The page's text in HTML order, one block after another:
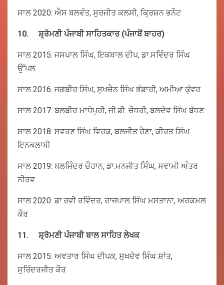
ਸਾਲ 2020: ਐਸ ਬਲਵੰਤ, ਸੁਰਜੀਤ ਕਲਸੀ, ਕ੍ਰਿਸ਼ਨ ਭਨੌਟ
10. ਸ਼੍ਰੋਮਣੀ ਪੰਜਾਬੀ ਸਾਹਿਤਕਾਰ(ਪੰਜਾਬੋਂ ਬਾਹਰ)
ਸਾਲ 2015: ਜਸਪਾਲ ਸਿੰਘ, ਇਕਬਾਲ ਦੀਪ, ਡਾ.ਸਵਿੰਦਰ ਸਿੰਘ
ਉੱਪਲ
ਸਾਲ 2016: ਜਗਬੀਰ ਸਿੰਘ, ਸੁਖਚੈਨ ਸਿੰਘ ਭੰਡਾਰੀ, ਅਮੀਆ ਕੁੰਵਰ
ਸਾਲ 2017: ਬਲਬੀਰ ਮਾਧੋਪੁਰੀ, ਜੀ.ਡੀ. ਚੌਧਰੀ, ਬਲਦੇਵ ਸਿੰਘ ਬੱਧਣ
ਸਾਲ 2018: ਸਵਰਣ ਸਿੰਘ ਵਿਰਕ, ਬਲਜੀਤ ਰੈਣਾ, ਕੀਰਤ ਸਿੰਘ
ਇਨਕਲਾਬੀ
ਸਾਲ 2019: ਬਲਜਿੰਦਰ ਚੌਹਾਨ, ਡਾ.ਮਨਜੀਤ ਸਿੰਘ, ਸਵਾਮੀ ਅੰਤਰ
ਨੀਰਵ
ਸਾਲ 2020: ਡਾ.ਰਵੀ ਰਵਿੰਦਰ, ਰਾਜਪਾਲ ਸਿੰਘ ਮਸਤਾਨਾ, ਅਰਕਮਲ
ਕੌਰ
11. ਸ਼੍ਰੋਮਣੀ ਪੰਜਾਬੀ ਬਾਲ ਸਾਹਿਤ ਲੇਖਕ
ਸਾਲ 2015: ਅਵਤਾਰ ਸਿੰਘ ਦੀਪਕ, ਸੁਖਦੇਵ ਸਿੰਘ ਸ਼ਾਂਤ,
ਸੁਰਿੰਦਰਜੀਤ ਕੌਰ